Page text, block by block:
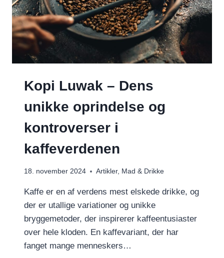
Kopi Luwak – Dens
unikke oprindelse og
kontroverser i
kaffeverdenen
18. november 2024 Artikler, Mad & Drikke
Kaffe er en af ​​verdens mest elskede drikke, og
der er utallige variationer og unikke
bryggemetoder, der inspirerer kaffeentusiaster
over hele kloden. En kaffevariant, der har
fanget mange menneskers…